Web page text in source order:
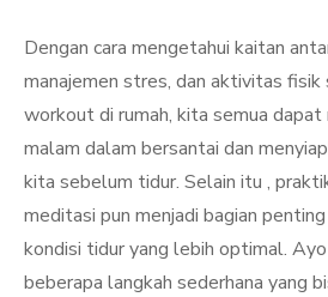
Dengan cara mengetahui kaitan
manajemen stres, dan aktivitas
workout di rumah, kita semua
malam dalam bersantai dan
kita sebelum tidur. Selain itu ,
meditasi pun menjadi bagian
kondisi tidur yang lebih optimal.
beberapa langkah sederhana yang